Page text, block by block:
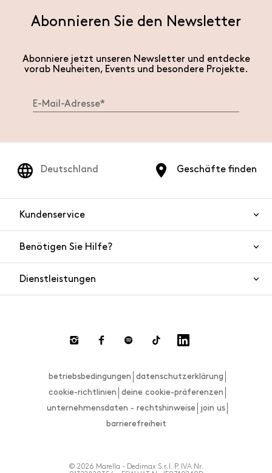
Abonnieren Sie den Newsletter
Abonniere jetzt unseren Newsletter und entdecke
vorab Neuheiten, Events und besondere Projekte.
Geschäfte finden
Deutschland
Kundenservice
Kontaktieren Sie uns
Benötigen Sie Hilfe?
Zahlungsmethoden
Größenberater
Dienstleistungen
betriebsbedingungen
datenschutzerklärung
cookie-richtlinien
deine cookie-präferenzen
unternehmensdaten - rechtshinweise
join us
barrierefreiheit
© 2026 Marella - Dedimax S.r.l. P. IVA Nr.